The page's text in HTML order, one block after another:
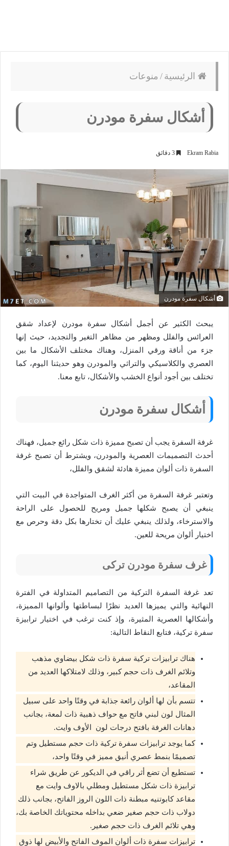
الرئيسية / منوعات
أشكال سفرة مودرن
Ekram Rabia
أشكال سفرة مودرن
يبحث الكثير عن أجمل أشكال سفرة مودرن لإعداد شقق
العرائس والفلل ومظهر من مظاهر التغير والتجديد، حيث إنها
جزء من أناقة ورقي المنزل، وهناك مختلف الأشكال ما بين
العصري والكلاسيكي والتراثي والمودرن وهو حديثنا اليوم، كما
تختلف بين أجود أنواع الخشب والأشكال، تابع معنا.
أشكال سفرة مودرن
غرفة السفرة يجب أن تصبح مميزة ذات شكل رائع جميل، فهناك
أحدث التصميمات العصرية والمودرن، ويشترط أن تصبح غرفة
السفرة ذات ألوان مميزة هادئة لشقق والفلل،
وتعتبر غرفة السفرة من أكثر الغرف المتواجدة في البيت التي
ينبغي أن يصبح شكلها جميل ومريح للحصول على الراحة
والاسترخاء، ولذلك ينبغي عليك أن تختارها بكل دقة وحرص مع
اختيار ألوان مريحة للعين.
غرف سفرة مودرن تركى
تعد غرفة السفرة التركية من التصاميم المتداولة في الفترة
النهائية والتي يميزها العديد نظرًا لبساطتها وألوانها المميزة،
وأشكالها العصرية المثيرة، وإذ كنت ترغب في اختيار ترابيزة
سفرة تركية، فتابع النقاط التالية:
هناك ترابيزات تركية سفرة ذات شكل بيضاوي مذهب
وتلائم الغرف ذات حجم كبير، وذلك لامتلاكها العديد من
المقاعد،
تتسم بأن لها ألوان رائعة جذابة في وقتًا واحد على سبيل
المثال لون لبني فاتح مع حواف ذهبية ذات لمعة، بجانب
دهانات الغرفة بافتح درجات لون الأوف وايت.
كما يوجد ترابيزات سفرة تركية ذات حجم مستطيل وتم
تصميمًا بنمط عصري أنيق مميز في وقتًا واحد،
تستطيع أن تضع أثر راقي في الديكور عن طريق شراء
ترابيزة ذات شكل مستطيل ومطلي بالاوف وايت مع
مقاعد كابوتنيه مبطنة ذات اللون الروز الفاتح، بجانب ذلك
دولاب ذات حجم صغير ضعي بداخله محتوياتك الخاصة بك،
وهي تلائم الغرف ذات حجم صغير.
ترابيزات سفرة ذات ألوان الموف الفاتح والأبيض لها ذوق